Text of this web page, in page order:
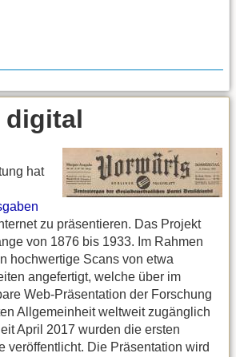
digital
hat
zu präsentieren. Das Projekt
von 1876 bis 1933. Im Rahmen
hochwertige Scans von etwa
angefertigt, welche über im
Web-Präsentation der Forschung
Allgemeinheit weltweit zugänglich
April 2017 wurden die ersten
veröffentlicht. Die Präsentation wird